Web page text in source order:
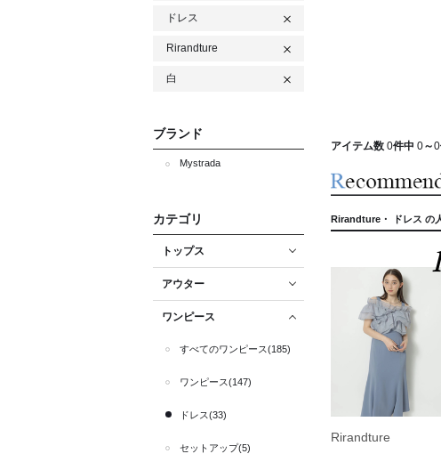
ドレス
Rirandture
白
ブランド
Mystrada
カテゴリ
トップス
アウター
ワンピース
すべてのワンピース(185)
ワンピース(147)
ドレス(33)
セットアップ(5)
アイテム数 0件中 0～0
Rirandture・ ドレス の
1
Rirandture